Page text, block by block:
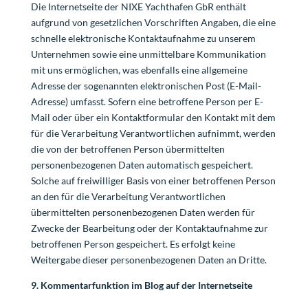
Die Internetseite der NIXE Yachthafen GbR enthält
aufgrund von gesetzlichen Vorschriften Angaben, die eine
schnelle elektronische Kontaktaufnahme zu unserem
Unternehmen sowie eine unmittelbare Kommunikation
mit uns ermöglichen, was ebenfalls eine allgemeine
Adresse der sogenannten elektronischen Post (E-Mail-
Adresse) umfasst. Sofern eine betroffene Person per E-
Mail oder über ein Kontaktformular den Kontakt mit dem
für die Verarbeitung Verantwortlichen aufnimmt, werden
die von der betroffenen Person übermittelten
personenbezogenen Daten automatisch gespeichert.
Solche auf freiwilliger Basis von einer betroffenen Person
an den für die Verarbeitung Verantwortlichen
übermittelten personenbezogenen Daten werden für
Zwecke der Bearbeitung oder der Kontaktaufnahme zur
betroffenen Person gespeichert. Es erfolgt keine
Weitergabe dieser personenbezogenen Daten an Dritte.
9. Kommentarfunktion im Blog auf der Internetseite